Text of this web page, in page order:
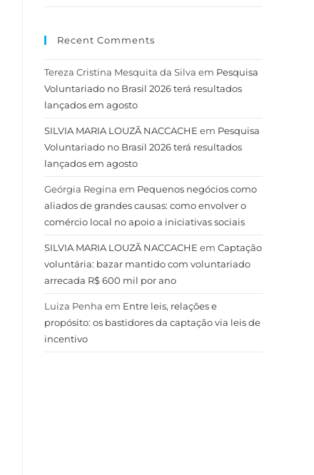
Recent Comments
Tereza Cristina Mesquita da Silva em Pesquisa
Voluntariado no Brasil 2026 terá resultados
lançados em agosto
SILVIA MARIA LOUZÃ NACCACHE em Pesquisa
Voluntariado no Brasil 2026 terá resultados
lançados em agosto
Geórgia Regina em Pequenos negócios como
aliados de grandes causas: como envolver o
comércio local no apoio a iniciativas sociais
SILVIA MARIA LOUZÃ NACCACHE em Captação
voluntária: bazar mantido com voluntariado
arrecada R$ 600 mil por ano
Luiza Penha em Entre leis, relações e
propósito: os bastidores da captação via leis de
incentivo